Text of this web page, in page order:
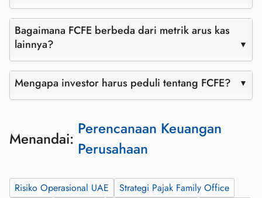
Bagaimana FCFE berbeda dari metrik arus kas
lainnya?
Mengapa investor harus peduli tentang FCFE?
Menandai: Perencanaan Keuangan
Perusahaan
Risiko Operasional UAE
Strategi Pajak Family Office